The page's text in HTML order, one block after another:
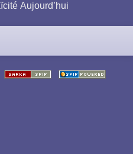
Aujourd’hui